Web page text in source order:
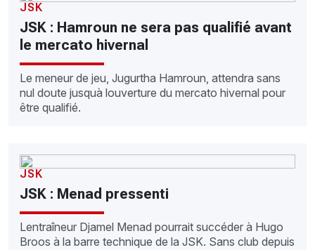
JSK
JSK : Hamroun ne sera pas qualifié avant
le mercato hivernal
Le meneur de jeu, Jugurtha Hamroun, attendra sans
nul doute jusquà louverture du mercato hivernal pour
être qualifié.
JSK
JSK : Menad pressenti
Lentraîneur Djamel Menad pourrait succéder à Hugo
Broos à la barre technique de la JSK. Sans club depuis